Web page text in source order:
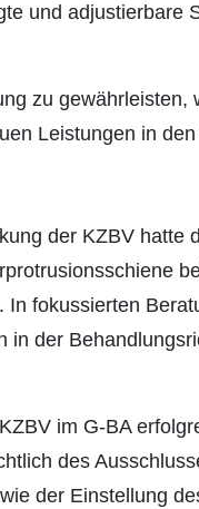
und
zu
Leistungen in
der KZBV
fokussierten
der
im G-BA
des
der Einstellung